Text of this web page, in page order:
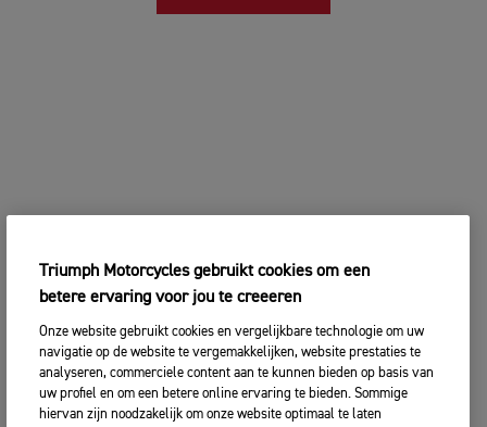
Triumph Motorcycles gebruikt cookies om een
betere ervaring voor jou te creeeren
Onze website gebruikt cookies en vergelijkbare technologie om uw
navigatie op de website te vergemakkelijken, website prestaties te
analyseren, commerciele content aan te kunnen bieden op basis van
uw profiel en om een betere online ervaring te bieden. Sommige
hiervan zijn noodzakelijk om onze website optimaal te laten